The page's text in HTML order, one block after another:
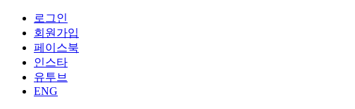
로그인
회원가입
페이스북
인스타
유투브
ENG